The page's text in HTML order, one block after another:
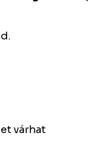
várhat